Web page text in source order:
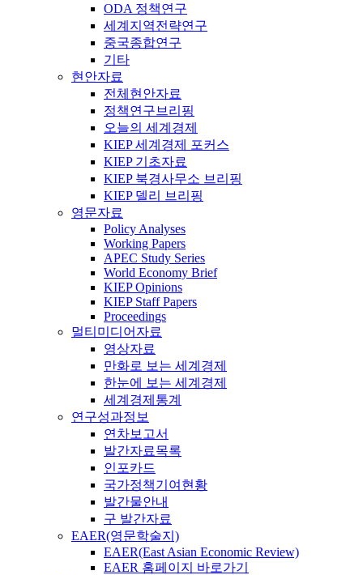
ODA 정책연구
세계지역전략연구
중국종합연구
기타
현안자료
전체현안자료
정책연구브리핑
오늘의 세계경제
KIEP 세계경제 포커스
KIEP 기초자료
KIEP 북경사무소 브리핑
KIEP 델리 브리핑
영문자료
Policy Analyses
Working Papers
APEC Study Series
World Economy Brief
KIEP Opinions
KIEP Staff Papers
Proceedings
멀티미디어자료
영상자료
만화로 보는 세계경제
한눈에 보는 세계경제
세계경제통계
연구성과정보
연차보고서
발간자료목록
인포카드
국가정책기여현황
발간물안내
구 발간자료
EAER(영문학술지)
EAER(East Asian Economic Review)
EAER 홈페이지 바로가기